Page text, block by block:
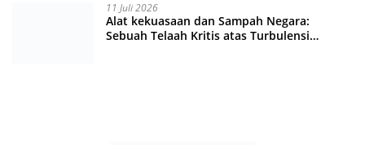
11 Juli 2026
Alat kekuasaan dan Sampah Negara:
Sebuah Telaah Kritis atas Turbulensi